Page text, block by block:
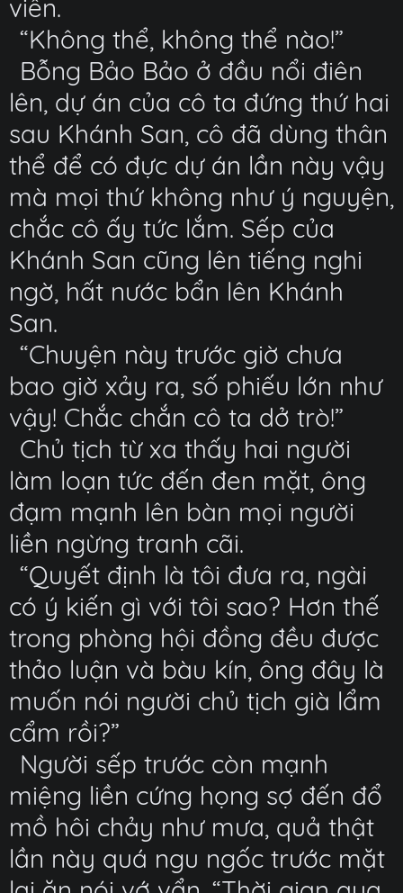
viên.
“Không thể, không thể nào!”
Bỗng Bảo Bảo ở đầu nổi điên
lên, dự án của cô ta đứng thứ hai
sau Khánh San, cô đã dùng thân
thể để có đực dự án lần này vậy
mà mọi thứ không như ý nguyện,
chắc cô ấy tức lắm. Sếp của
Khánh San cũng lên tiếng nghi
ngờ, hất nước bẩn lên Khánh
San.
“Chuyện này trước giờ chưa
bao giờ xảy ra, số phiếu lớn như
vậy! Chắc chắn cô ta dở trò!”
Chủ tịch từ xa thấy hai người
làm loạn tức đến đen mặt, ông
đạm mạnh lên bàn mọi người
liền ngừng tranh cãi.
“Quyết định là tôi đưa ra, ngài
có ý kiến gì với tôi sao? Hơn thế
trong phòng hội đồng đều được
thảo luận và bàu kín, ông đây là
muốn nói người chủ tịch già lẩm
cẩm rồi?”
Người sếp trước còn mạnh
miệng liền cứng họng sợ đến đổ
mồ hôi chảy như mưa, quả thật
lần này quá ngu ngốc trước mặt